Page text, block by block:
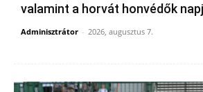
valamint a horvát honvédők
Adminisztrátor - 2026, augusztus 7.